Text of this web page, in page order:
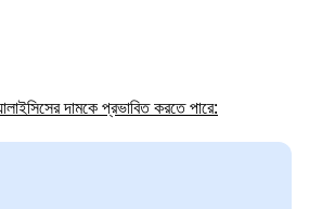
দামকে প্রভাবিত করতে পারে: